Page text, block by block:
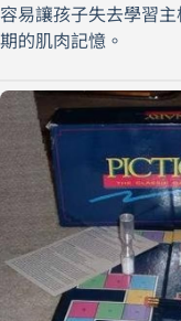
容易讓孩子失去學習
期的肌肉記憶。